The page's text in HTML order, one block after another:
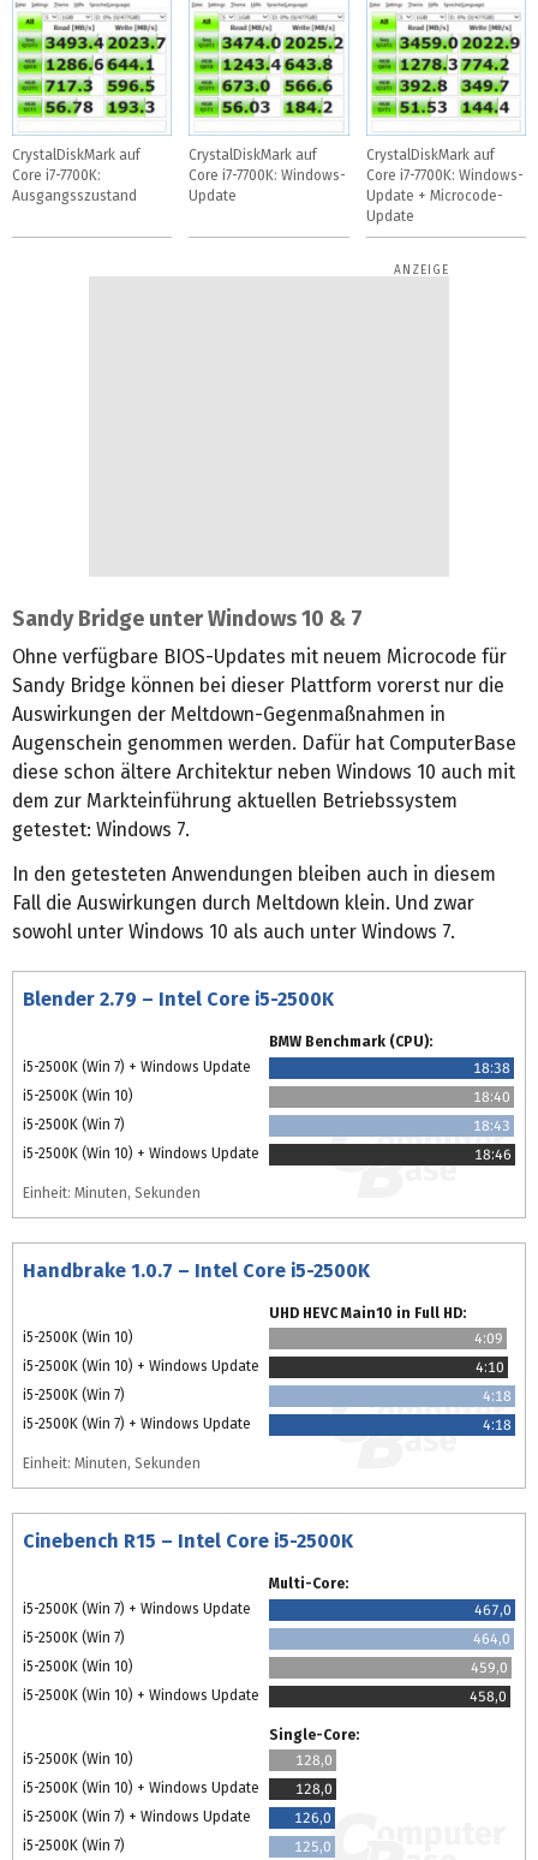
CrystalDiskMark auf
Core i7-7700K:
Ausgangsszustand
CrystalDiskMark auf
Core i7-7700K: Windows-
Update
CrystalDiskMark auf
Core i7-7700K: Windows-
Update + Microcode-
Update
Sandy Bridge unter Windows 10 & 7
Ohne verfügbare BIOS-Updates mit neuem Microcode für
Sandy Bridge können bei dieser Plattform vorerst nur die
Auswirkungen der Meltdown-Gegenmaßnahmen in
Augenschein genommen werden. Dafür hat ComputerBase
diese schon ältere Architektur neben Windows 10 auch mit
dem zur Markteinführung aktuellen Betriebssystem
getestet: Windows 7.
In den getesteten Anwendungen bleiben auch in diesem
Fall die Auswirkungen durch Meltdown klein. Und zwar
sowohl unter Windows 10 als auch unter Windows 7.
Blender 2.79 – Intel Core i5-2500K
BMW Benchmark (CPU):
i5-2500K (Win 7) + Windows Update
18:38
i5-2500K (Win 10)
18:40
i5-2500K (Win 7)
18:43
i5-2500K (Win 10) + Windows Update
18:46
Einheit: Minuten, Sekunden
Handbrake 1.0.7 – Intel Core i5-2500K
UHD HEVC Main10 in Full HD:
i5-2500K (Win 10)
4:09
i5-2500K (Win 10) + Windows Update
4:10
i5-2500K (Win 7)
4:18
i5-2500K (Win 7) + Windows Update
4:18
Einheit: Minuten, Sekunden
Cinebench R15 – Intel Core i5-2500K
Multi-Core:
i5-2500K (Win 7) + Windows Update
467,0
i5-2500K (Win 7)
464,0
i5-2500K (Win 10)
459,0
i5-2500K (Win 10) + Windows Update
458,0
Single-Core:
i5-2500K (Win 10)
128,0
i5-2500K (Win 10) + Windows Update
128,0
i5-2500K (Win 7) + Windows Update
126,0
i5-2500K (Win 7)
125,0